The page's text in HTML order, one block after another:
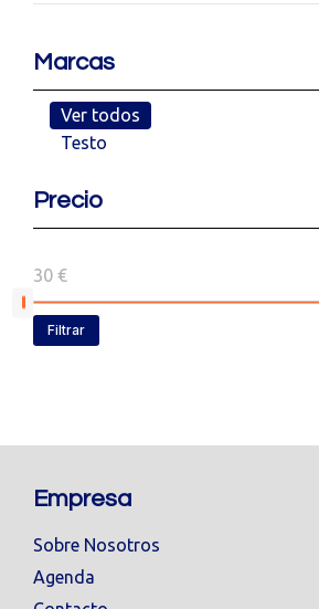
Marcas
Ver todos
Testo
Precio
30 €
Filtrar
Empresa
Sobre Nosotros
Agenda